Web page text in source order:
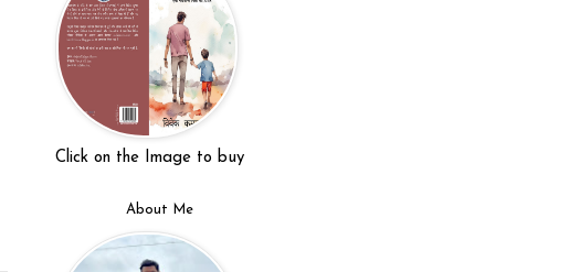
Click on the Image to buy
About Me